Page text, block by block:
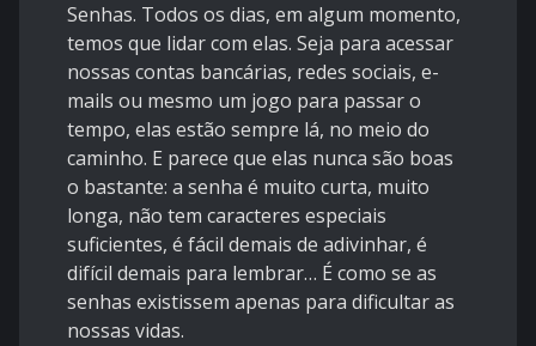
Senhas. Todos os dias, em algum momento,
temos que lidar com elas. Seja para acessar
nossas contas bancárias, redes sociais, e-
mails ou mesmo um jogo para passar o
tempo, elas estão sempre lá, no meio do
caminho. E parece que elas nunca são boas
o bastante: a senha é muito curta, muito
longa, não tem caracteres especiais
suficientes, é fácil demais de adivinhar, é
difícil demais para lembrar… É como se as
senhas existissem apenas para dificultar as
nossas vidas.